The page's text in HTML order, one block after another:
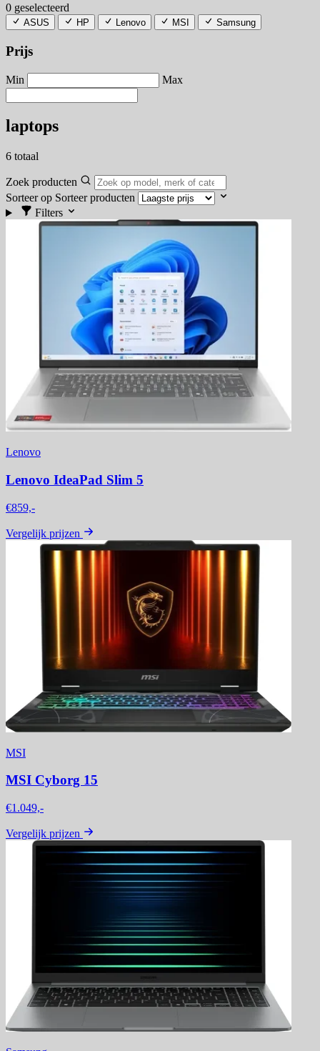
0 geselecteerd
ASUS HP Lenovo MSI Samsung
Prijs
Min Max
laptops
6 totaal
Zoek producten
Sorteer op Sorteer producten
Filters
Lenovo
Lenovo IdeaPad Slim 5
€859,-
Vergelijk prijzen
MSI
MSI Cyborg 15
€1.049,-
Vergelijk prijzen